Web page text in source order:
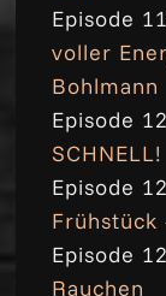
Episode
voller
Bohlmann
Episode
SCHNELL!
Episode
Frühstück
Episode
Rauchen